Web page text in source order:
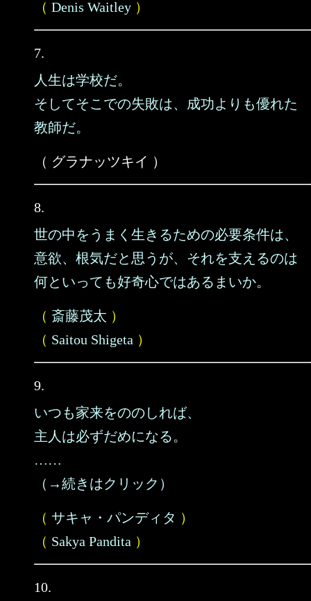
（ Denis Waitley ）
7.
人生は学校だ。
そしてそこでの失敗は、成功よりも優れた
教師だ。
（ グラナッツキイ ）
8.
世の中をうまく生きるための必要条件は、
意欲、根気だと思うが、それを支えるのは
何といっても好奇心ではあるまいか。
（ 斎藤茂太 ）
（ Saitou Shigeta ）
9.
いつも家来をののしれば、
主人は必ずだめになる。
……
（→続きはクリック）
（ サキャ・パンディタ ）
（ Sakya Pandita ）
10.